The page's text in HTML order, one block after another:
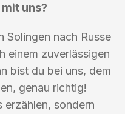
uns?
Solingen nach Russe
einem zuverlässigen
bist du bei uns, dem
genau richtig!
erzählen, sondern